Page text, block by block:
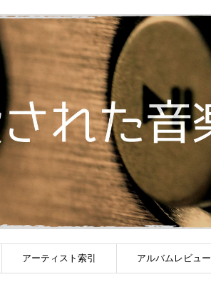
アーティスト索引 アルバムレビュー